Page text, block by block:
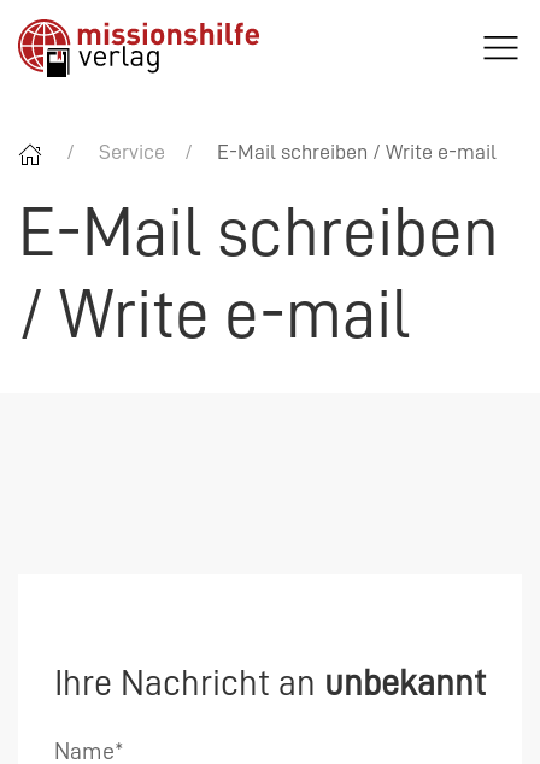
Service E-Mail schreiben / Write e-mail
E-Mail schreiben
/ Write e-mail
Ihre Nachricht an unbekannt
Name*